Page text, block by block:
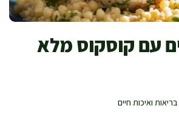
עם קוסקוס מלא
ואיכות חיים